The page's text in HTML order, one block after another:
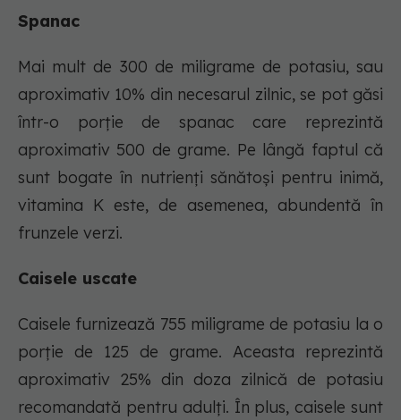
Spanac
Mai mult de 300 de miligrame de potasiu, sau
aproximativ 10% din necesarul zilnic, se pot găsi
într-o porție de spanac care reprezintă
aproximativ 500 de grame. Pe lângă faptul că
sunt bogate în nutrienți sănătoși pentru inimă,
vitamina K este, de asemenea, abundentă în
frunzele verzi.
Caisele uscate
Caisele furnizează 755 miligrame de potasiu la o
porție de 125 de grame. Aceasta reprezintă
aproximativ 25% din doza zilnică de potasiu
recomandată pentru adulți. În plus, caisele sunt